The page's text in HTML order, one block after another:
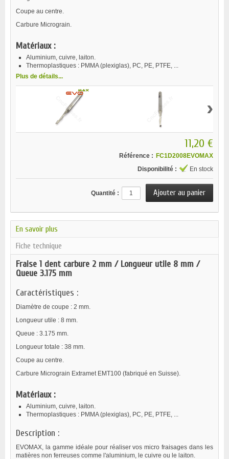
Coupe au centre.
Carbure Micrograin.
Matériaux :
Aluminium, cuivre, laiton.
Thermoplastiques : PMMA (plexiglas), PC, PE, PTFE, ...
Plus de détails...
›
11,20 €
Référence : FC1D2008EVOMAX
Disponibilité :
En stock
Quantité :
En savoir plus
Fiche technique
Fraise 1 dent carbure 2 mm / Longueur utile 8 mm /
Queue 3.175 mm
Caractéristiques :
Diamètre de coupe : 2 mm.
Longueur utile : 8 mm.
Queue : 3.175 mm.
Longueur totale : 38 mm.
Coupe au centre.
Carbure Micrograin Extramet EMT100 (fabriqué en Suisse).
Matériaux :
Aluminium, cuivre, laiton.
Thermoplastiques : PMMA (plexiglas), PC, PE, PTFE, ...
Description :
EVOMAX, la gamme idéale pour réaliser vos micro fraisages dans les
matières non ferreuses comme l'aluminium, le cuivre ou le laiton.